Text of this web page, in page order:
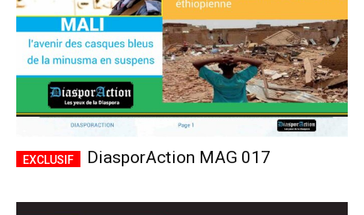
DiasporAction MAG 017